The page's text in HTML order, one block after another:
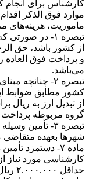
کارشناس برای انجام
موارد فوق الذکر
ماموریت، هزینه‌های
تبصره ۱- در
از کشور باشد، حق
و پرداخت فوق
می‌باشد.
تبصره ۲-
کشور مطابق ضوابط
از تبدیل ارز به
گروه مربوطه
تبصره ۳-
شهر‌ها بعهده متقاضی
ماده ۷- دستمزد
کارشناسی مورد نیاز
حداقل ۲.۰۰۰.۰۰۰ ریال می‌باشد.